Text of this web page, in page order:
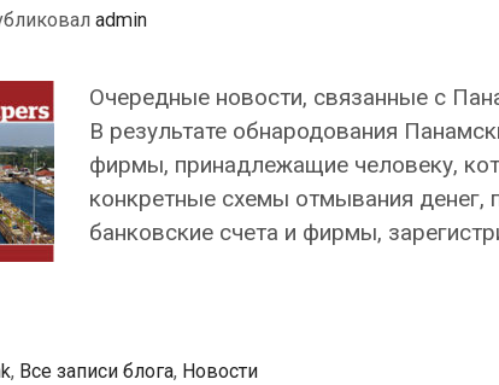
admin
Очередные новости, связанные с
В результате обнародования
фирмы, принадлежащие человеку,
конкретные схемы отмывания денег,
банковские счета и фирмы,
, Все записи блога, Новости